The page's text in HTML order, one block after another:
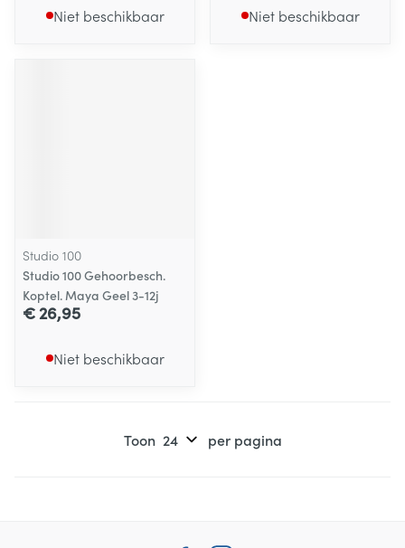
Niet beschikbaar Niet beschikbaar
Studio 100
Studio 100 Gehoorbesch.
Koptel. Maya Geel 3-12j
€ 26,95
Niet beschikbaar
Toon per pagina